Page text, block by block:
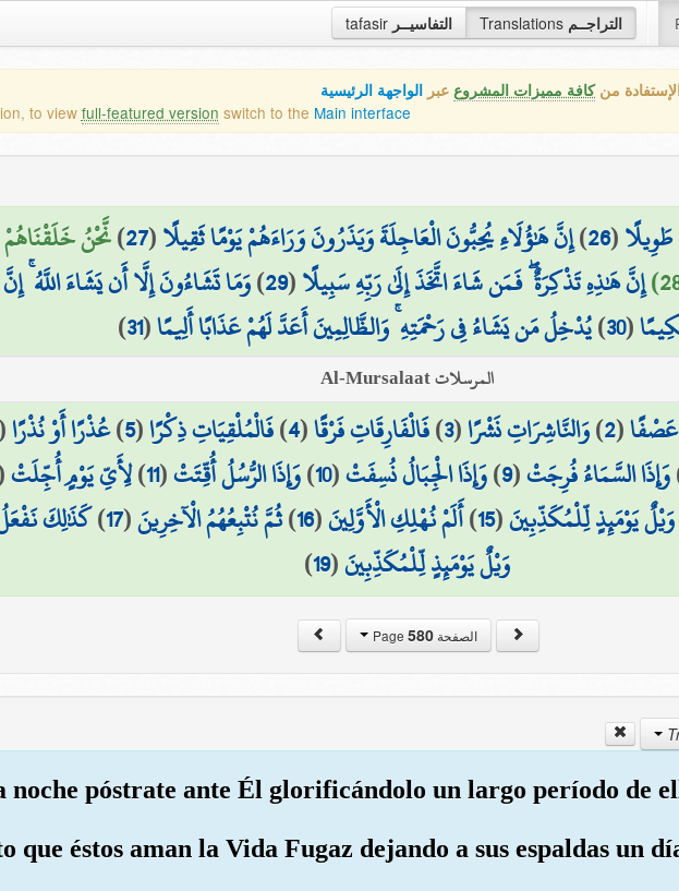
tafasir التفاسيــر Translations التراجــم
منكافة مميزات المشروع عبر الواجهة الرئيسية
to view full-featured version switch to the Main interface
(
26
)إِنَّ هَٰؤُلَاءِ يُحِبُّونَ الْعَاجِلَةَ وَيَذَرُونَ وَرَاءَهُمْ يَوْمًا ثَقِيلًا(
27
)نَّحْنُ
إِنَّ هَٰذِهِ تَذْكِرَةٌ ۖ فَمَن شَاءَ اتَّخَذَ إِلَىٰ رَبِّهِ سَبِيلًا(
29
)وَمَا تَشَاءُونَ إِلَّا أَن يَشَاءَ اللَّهُ
(
30
)يُدْخِلُ مَن يَشَاءُ فِي رَحْمَتِهِ ۚ وَالظَّالِمِينَ أَعَدَّ لَهُمْ عَذَابًا أَلِيمًا(
31
)
المرسلات Al-Mursalaat
(
2
)وَالنَّاشِرَاتِ نَشْرًا(
3
)فَالْفَارِقَاتِ فَرْقًا(
4
)فَالْمُلْقِيَاتِ ذِكْرًا(
5
)عُذْرًا أَوْ نُذْرًا
وَإِذَا السَّمَاءُ فُرِجَتْ(
9
)وَإِذَا الْجِبَالُ نُسِفَتْ(
10
)وَإِذَا الرُّسُلُ أُقِّتَتْ(
11
)لِأَيِّ يَوْمٍ أُجِّلَتْ
وَيْلٌ يَوْمَئِذٍ لِّلْمُكَذِّبِينَ(
15
)أَلَمْ نُهْلِكِ الْأَوَّلِينَ(
16
)ثُمَّ نُتْبِعُهُمُ الْآخِرِينَ(
17
)كَذَٰلِكَ
وَيْلٌ يَوْمَئِذٍ لِّلْمُكَذِّبِينَ(
19
)
الصفحة Page580
noche póstrate ante Él glorificándolo un largo período de
que éstos aman la Vida Fugaz dejando a sus espaldas un